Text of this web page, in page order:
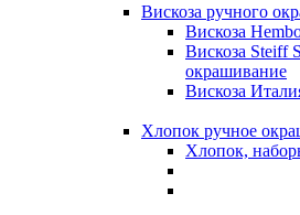
Вискоза ручного
Вискоза
Вискоза Steiff
окрашивание
Вискоза
Хлопок ручное
Хлопок,